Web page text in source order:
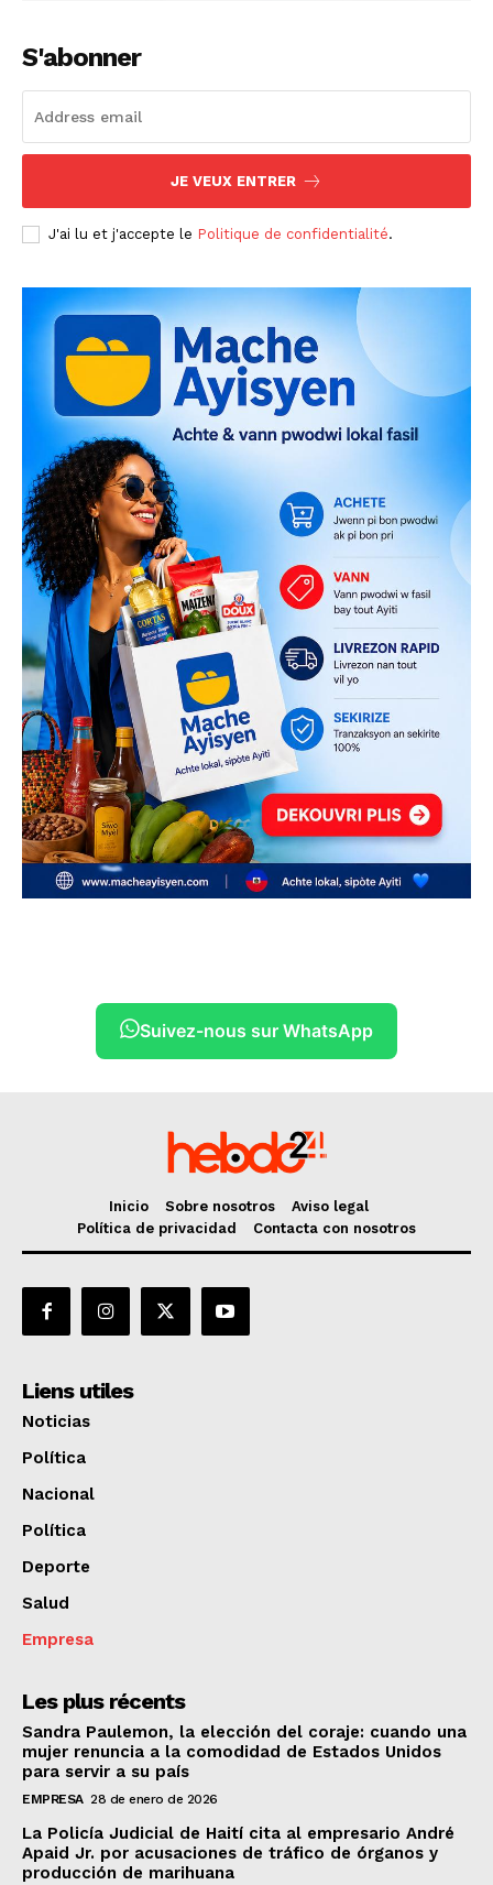
S'abonner
JE VEUX ENTRER
J'ai lu et j'accepte le Politique de confidentialité.
Suivez-nous sur WhatsApp
Inicio Sobre nosotros
Aviso legal
Política de privacidad
Contacta con nosotros
Liens utiles
Noticias
Política
Nacional
Política
Deporte
Salud
Empresa
Les plus récents
Sandra Paulemon, la elección del coraje: cuando una
mujer renuncia a la comodidad de Estados Unidos
para servir a su país
EMPRESA 28 de enero de 2026
La Policía Judicial de Haití cita al empresario André
Apaid Jr. por acusaciones de tráfico de órganos y
producción de marihuana